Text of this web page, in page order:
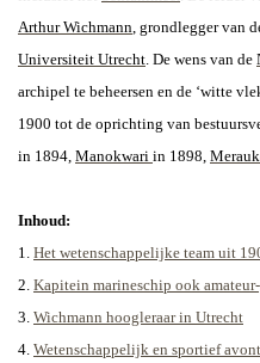
Arthur Wichmann , grondlegger van
Universiteit Utrecht De wens van de
archipel te beheersen en de ‘witte
1900 tot de oprichting van
in 1894, Manokwari in 1898,
Inhoud:
1. Het wetenschappelijke team uit
2. Kapitein marineschip ook
3. Wichmann hoogleraar in Utrecht
4. Wetenschappelijk en sportief